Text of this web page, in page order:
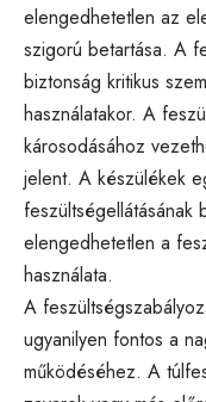
elengedhetetlen az
szigorú betartása. A
biztonság kritikus
használatakor. A
károsodásához
jelent. A készülékek
feszültségellátásának
elengedhetetlen a
használata.
A
ugyanilyen fontos a
működéséhez. A